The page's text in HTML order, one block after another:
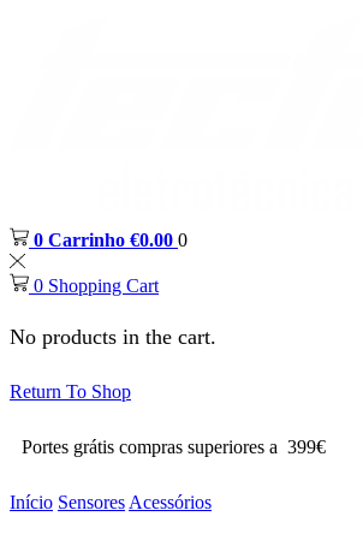
0 Carrinho €0.00 0
0 Shopping Cart
No products in the cart.
Return To Shop
Portes grátis compras superiores a 399€
Início Sensores Acessórios